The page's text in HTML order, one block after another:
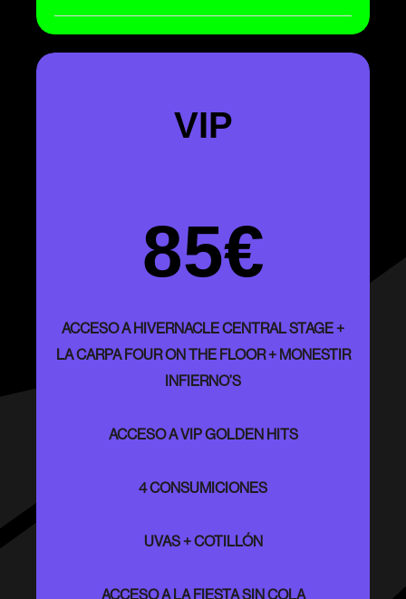
VIP
85€
ACCESO A HIVERNACLE CENTRAL STAGE +
LA CARPA FOUR ON THE FLOOR + MONESTIR
INFIERNO’S
ACCESO A VIP GOLDEN HITS
4 CONSUMICIONES
UVAS + COTILLÓN
ACCESO A LA FIESTA SIN COLA